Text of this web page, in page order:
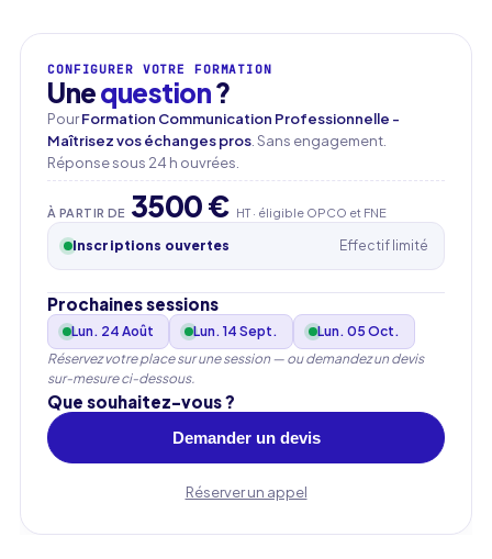
Prénom
CONFIGURER VOTRE FORMATION
Unequestion?
PourFormation Communication Professionnelle -
Maîtrisez vos échanges pros . Sans engagement.
Réponse sous 24 h ouvrées.
À PARTIR DE 3500 € HT · éligible OPCO et FNE
Inscriptions ouvertes Effectif limité
Prochaines sessions
Lun. 24 Août Lun. 14 Sept.
Lun. 05 Oct.
Réservez votre place sur une session — ou demandez un devis
sur-mesure ci-dessous.
Que souhaitez-vous ?
Demander un devis
Réserver un appel